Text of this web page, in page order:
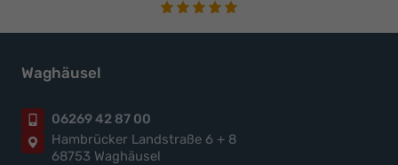
Waghäusel
06269 42 87 00
Hambrücker Landstraße 6 + 8
68753 Waghäusel